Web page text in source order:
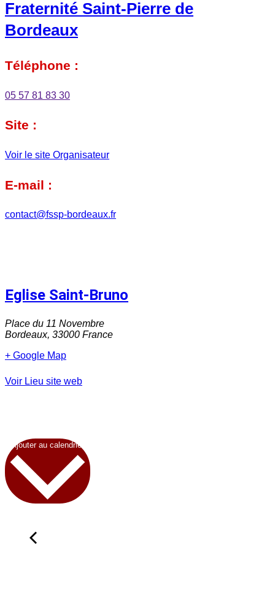
Fraternité Saint-Pierre de
Bordeaux
Téléphone :
05 57 81 83 30
Site :
Voir le site Organisateur
E-mail :
contact@fssp-bordeaux.fr
Eglise Saint-Bruno
Place du 11 Novembre
Bordeaux, 33000 France
+ Google Map
Voir Lieu site web